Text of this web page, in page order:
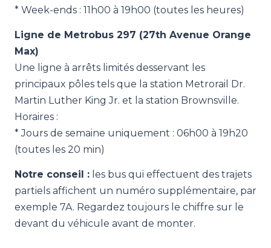
* Week-ends : 11h00 à 19h00 (toutes les heures)
Ligne de Metrobus 297 (27th Avenue Orange
Max)
Une ligne à arrêts limités desservant les
principaux pôles tels que la station Metrorail Dr.
Martin Luther King Jr. et la station Brownsville.
Horaires :
* Jours de semaine uniquement : 06h00 à 19h20
(toutes les 20 min)
Notre conseil : les bus qui effectuent des trajets
partiels affichent un numéro supplémentaire, par
exemple 7A. Regardez toujours le chiffre sur le
devant du véhicule avant de monter.